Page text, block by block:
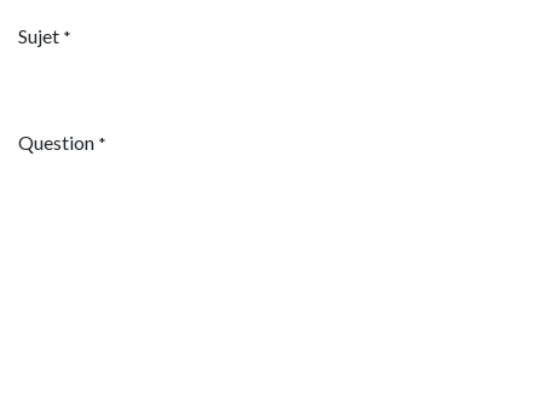
Sujet *
Question *